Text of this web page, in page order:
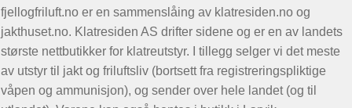
fjellogfriluft.no er en sammenslåing av klatresiden.no og
jakthuset.no. Klatresiden AS drifter sidene og er en av landets
største nettbutikker for klatreutstyr. I tillegg selger vi det meste
av utstyr til jakt og friluftsliv (bortsett fra registreringspliktige
våpen og ammunisjon), og sender over hele landet (og til